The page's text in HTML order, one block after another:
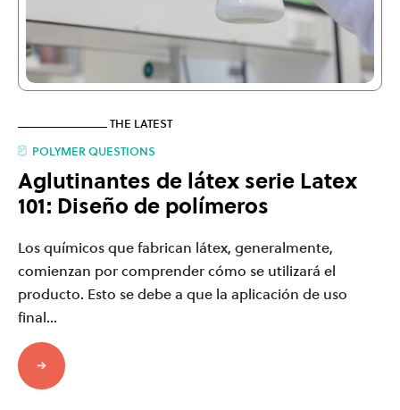
THE LATEST
POLYMER QUESTIONS
Aglutinantes de látex serie Latex
101: Diseño de polímeros
Los químicos que fabrican látex, generalmente,
comienzan por comprender cómo se utilizará el
producto. Esto se debe a que la aplicación de uso
final...